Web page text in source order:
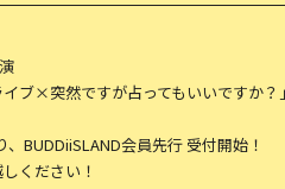
イブ×突然ですが占ってもいいですか？
、BUDDiiSLAND会員先行 受付開始！
ください！